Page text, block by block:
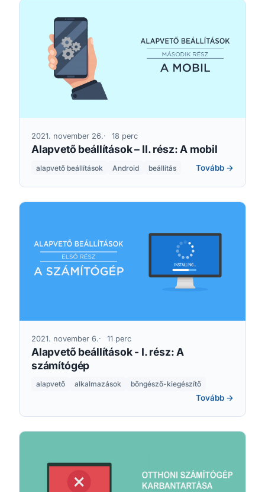
2021. november 26. 18 perc
Alapvető beállítások – II. rész: A mobil
alapvető beállítások Android beállítás Tovább →
2021. november 6. 11 perc
Alapvető beállítások - I. rész: A
számítógép
alapvető alkalmazások böngésző-kiegészítő
Tovább →